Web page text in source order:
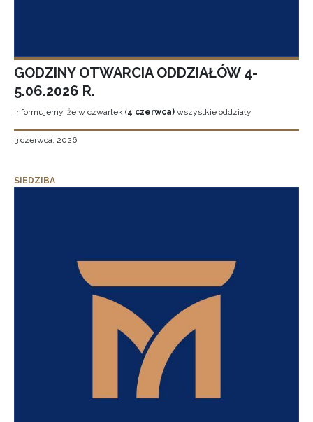
GODZINY OTWARCIA ODDZIAŁÓW 4-
5.06.2026 R.
Informujemy, że w czwartek (4 czerwca) wszystkie oddziały
3 czerwca, 2026
SIEDZIBA